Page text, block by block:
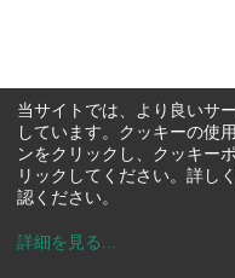
当サイトでは、より良いサ
しています。クッキーの使
ンをクリックし、クッキー
リックしてください。詳し
認ください。
詳細を見る ...